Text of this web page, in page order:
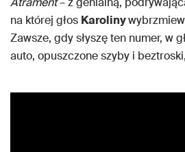
na której głos Karoliny
Zawsze, gdy słyszę ten numer, w
auto, opuszczone szyby i